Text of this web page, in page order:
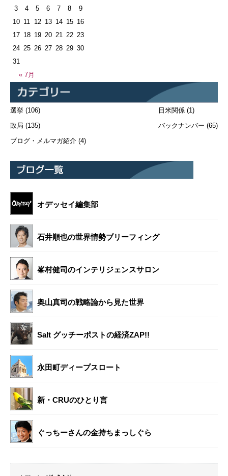
« 7月
3
4 5 6 7 8
9
10 11 12 13 14 15 16
17 18 19 20 21 22 23
24 25 26 27 28 29 30
31
選挙 (106)
政局 (135)
ブログ・メルマガ紹介 (4)
日米関係 (1)
バックナンバー (65)
オデッセイ編集部
石井順也の世界情勢ブリーフィング
峯村健司のインテリジェンスサロン
奥山真司の戦略論から見た世界
Salt グッチーポストの経済ZAP!!
永田町ディープスロート
新・CRUのひとり言
ぐっちーさんの金持ちまっしぐら